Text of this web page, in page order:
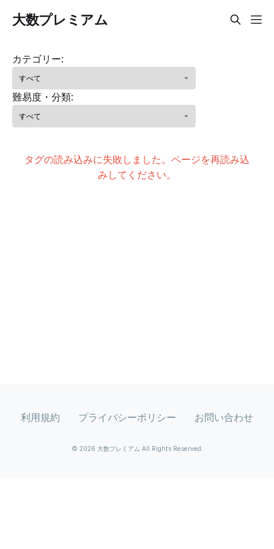
大数プレミアム
カテゴリー:
難易度・分類:
タグの読み込みに失敗しました。ページを再読み込
みしてください。
利用規約 プライバシーポリシー お問い合わせ
© 2026 大数プレミアム All Rights Reserved.